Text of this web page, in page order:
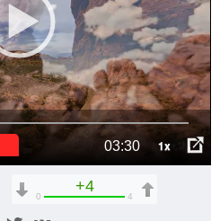
03:30 1x
+4
0 4